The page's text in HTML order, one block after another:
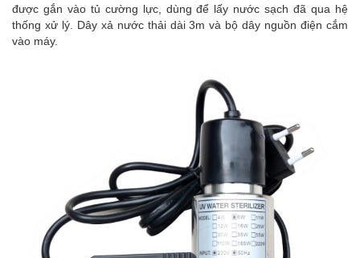
được gắn vào tủ cường lực, dùng để lấy nước sạch đã qua hệ
thống xử lý. Dây xả nước thải dài 3m và bộ dây nguồn điện cắm
vào máy.